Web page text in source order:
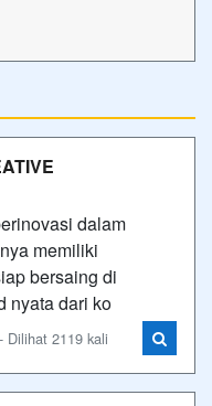
dalam
memiliki
bersaing di
nyata dari ko
Dilihat 2119 kali